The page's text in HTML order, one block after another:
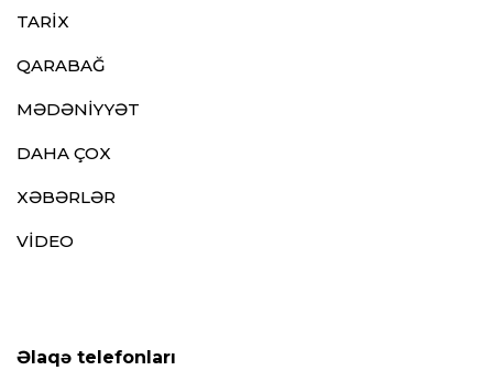
TARİX
QARABAĞ
MƏDƏNİYYƏT
DAHA ÇOX
XƏBƏRLƏR
VİDEO
Əlaqə telefonları